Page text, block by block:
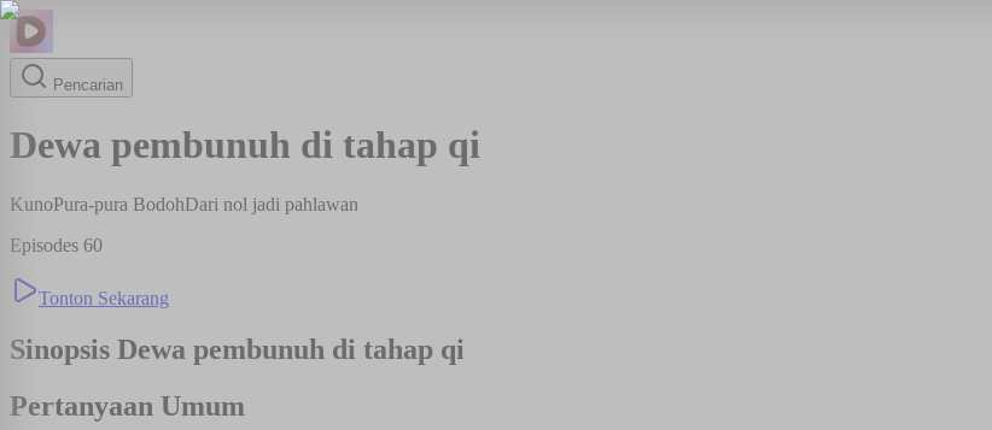
Pencarian
Dewa pembunuh di tahap qi
KunoPura-pura BodohDari nol jadi pahlawan
Episodes 60
Tonton Sekarang
Sinopsis Dewa pembunuh di tahap qi
Pertanyaan Umum